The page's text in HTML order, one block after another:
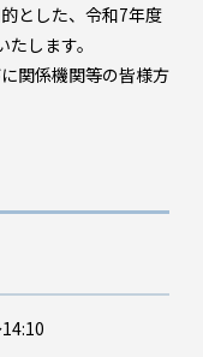
とした、令和7年度
します。
関係機関等の皆様方